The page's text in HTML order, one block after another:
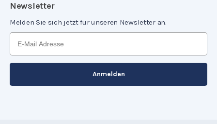
Newsletter
Melden Sie sich jetzt für unseren Newsletter an.